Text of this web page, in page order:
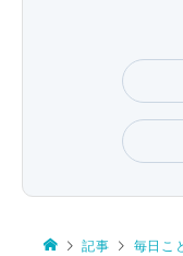
記事 毎日こ